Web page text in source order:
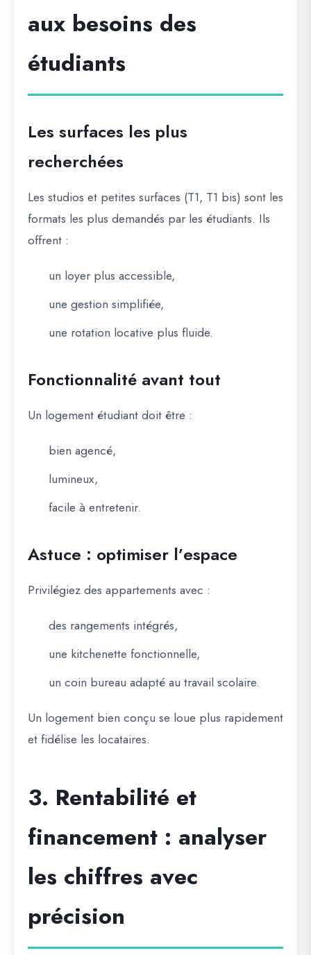
aux besoins des
étudiants
Les surfaces les plus
recherchées
Les studios et petites surfaces (T1, T1 bis) sont les
formats les plus demandés par les étudiants. Ils
offrent :
un loyer plus accessible,
une gestion simplifiée,
une rotation locative plus fluide.
Fonctionnalité avant tout
Un logement étudiant doit être :
bien agencé,
lumineux,
facile à entretenir.
Astuce : optimiser l’espace
Privilégiez des appartements avec :
des rangements intégrés,
une kitchenette fonctionnelle,
un coin bureau adapté au travail scolaire.
Un logement bien conçu se loue plus rapidement
et fidélise les locataires.
3. Rentabilité et
financement : analyser
les chiffres avec
précision